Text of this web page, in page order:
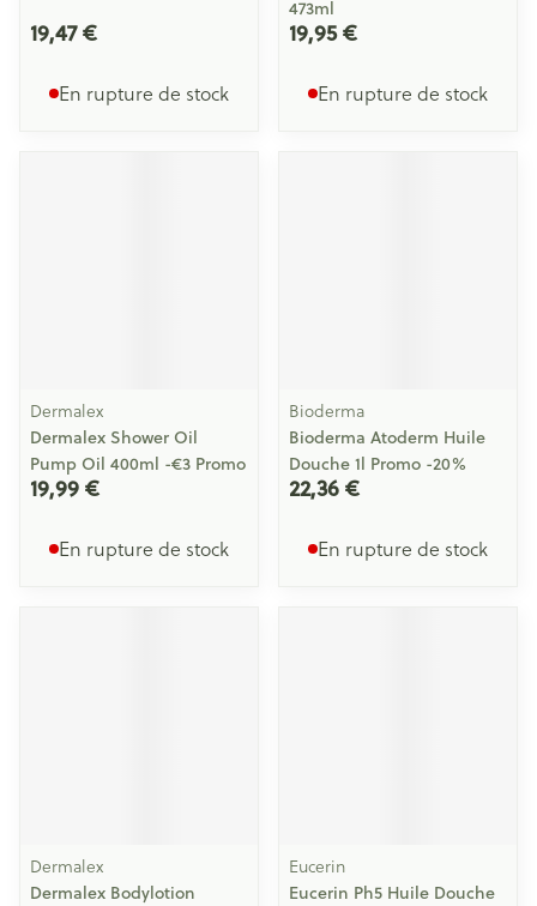
19,47 €
En rupture de stock
473ml
19,95 €
En rupture de stock
Dermalex
Dermalex Shower Oil
Pump Oil 400ml -€3 Promo
19,99 €
En rupture de stock
Bioderma
Bioderma Atoderm Huile
Douche 1l Promo -20%
22,36 €
En rupture de stock
Dermalex
Dermalex Bodylotion
Eucerin
Eucerin Ph5 Huile Douche